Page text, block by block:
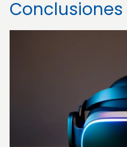
Conclusiones